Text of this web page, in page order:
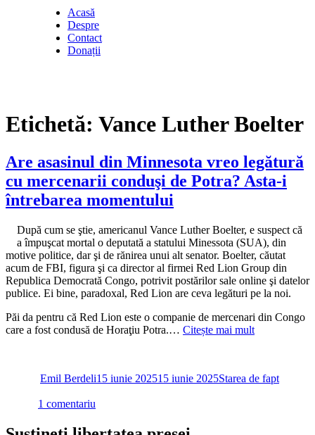
Acasă
Despre
Contact
Donații
Etichetă: Vance Luther Boelter
Are asasinul din Minnesota vreo legătură
cu mercenarii conduşi de Potra? Asta-i
întrebarea momentului
După cum se ştie, americanul Vance Luther Boelter, e suspect că
a împuşcat mortal o deputată a statului Minessota (SUA), din
motive politice, dar şi de rănirea unui alt senator. Boelter, căutat
acum de FBI, figura şi ca director al firmei Red Lion Group din
Republica Democrată Congo, potrivit postărilor sale online şi datelor
publice. Ei bine, paradoxal, Red Lion are ceva legături pe la noi.
Păi da pentru că Red Lion este o companie de mercenari din Congo
care a fost condusă de Horaţiu Potra.… Citește mai mult
Emil Berdeli15 iunie 202515 iunie 2025Starea de fapt
1 comentariu
asasinul